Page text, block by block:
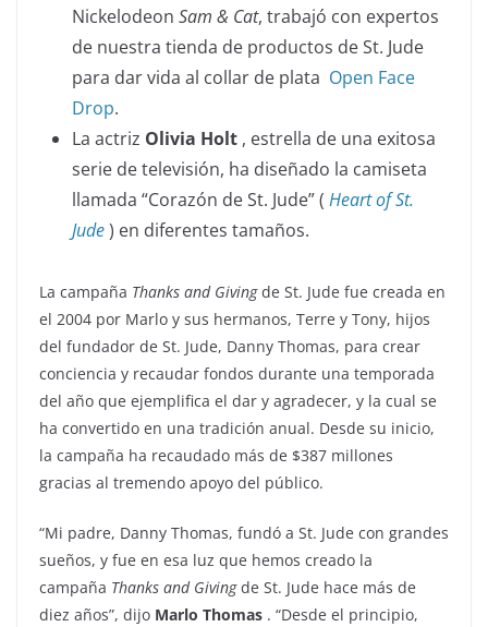
Nickelodeon Sam & Cat, trabajó con expertos
de nuestra tienda de productos de St. Jude
para dar vida al collar de plata Open Face
Drop.
La actriz Olivia Holt , estrella de una exitosa
serie de televisión, ha diseñado la camiseta
llamada “Corazón de St. Jude” ( Heart of St.
Jude) en diferentes tamaños.
La campaña Thanks and Givingde St. Jude fue creada en
el 2004 por Marlo y sus hermanos, Terre y Tony, hijos
del fundador de St. Jude, Danny Thomas, para crear
conciencia y recaudar fondos durante una temporada
del año que ejemplifica el dar y agradecer, y la cual se
ha convertido en una tradición anual. Desde su inicio,
la campaña ha recaudado más de $387 millones
gracias al tremendo apoyo del público.
“Mi padre, Danny Thomas, fundó a St. Jude con grandes
sueños, y fue en esa luz que hemos creado la
campaña Thanks and Givingde St. Jude hace más de
diez años”, dijo Marlo Thomas . “Desde el principio,